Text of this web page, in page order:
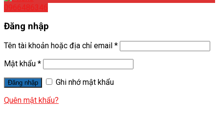
0966486346
Đăng nhập
Tên tài khoản hoặc địa chỉ email *
Mật khẩu *
Đăng nhập
Ghi nhớ mật khẩu
Quên mật khẩu?